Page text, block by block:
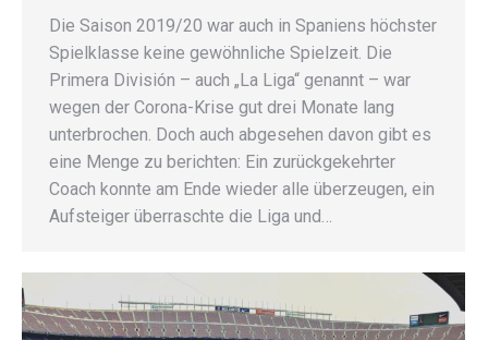
Die Saison 2019/20 war auch in Spaniens höchster
Spielklasse keine gewöhnliche Spielzeit. Die
Primera División – auch „La Liga“ genannt – war
wegen der Corona-Krise gut drei Monate lang
unterbrochen. Doch auch abgesehen davon gibt es
eine Menge zu berichten: Ein zurückgekehrter
Coach konnte am Ende wieder alle überzeugen, ein
Aufsteiger überraschte die Liga und…